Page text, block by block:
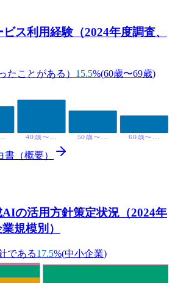
ス利用経験（2024年度調査、
たことがある） 15.5%(60歳〜69歳)
40歳〜… 50歳〜… 60歳〜…
（概要）
の活用方針策定状況（2024年
規模別）
である17.5%(中小企業)